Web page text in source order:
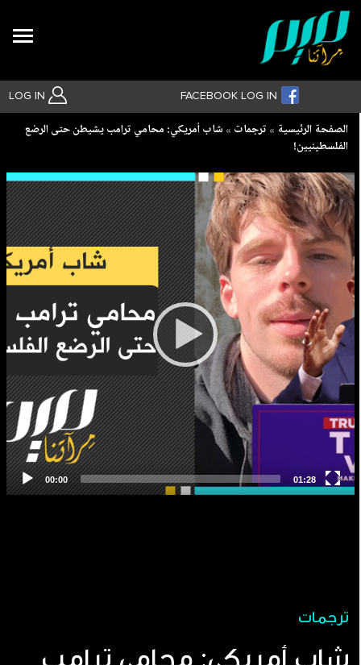
LOG IN FACEBOOK LOG IN
بحث متقدم
Breadcrumb
الصفحة الرئيسية ترجمات
شاب أمريكي: محامي ترامب يشيطن حتى الرضع
الفلسطينيين!
ترجمات
شاب أمريكي: محامي ترامب